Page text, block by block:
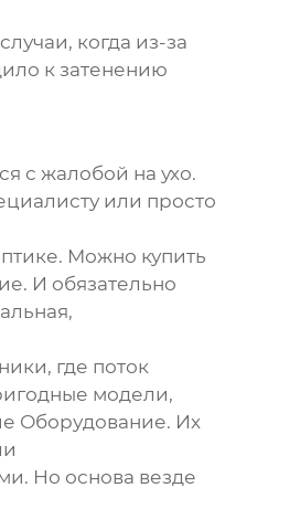
когда из-за
к затенению
с жалобой на ухо.
или просто
Можно купить
И обязательно
где поток
модели,
Оборудование. Их
Но основа везде